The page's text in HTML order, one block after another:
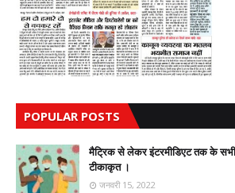
POPULAR POSTS
मैट्रिक से लेकर इंटरमीडिएट तक के सभी
टीकाकृत ।
जनवरी 15, 2022